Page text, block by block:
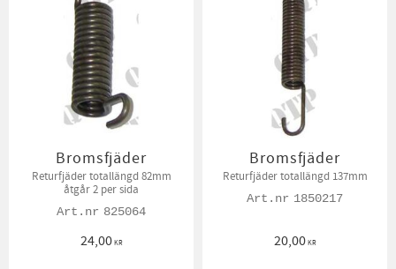
Bromsfjäder
Returfjäder totallängd 82mm
åtgår 2 per sida
825064
24,00KR
Bromsfjäder
Returfjäder totallängd 137mm
1850217
20,00KR